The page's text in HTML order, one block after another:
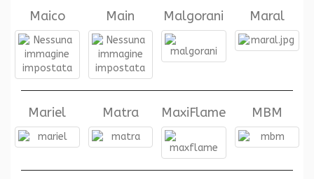
Maico Main Malgorani Maral
Mariel Matra MaxiFlame MBM